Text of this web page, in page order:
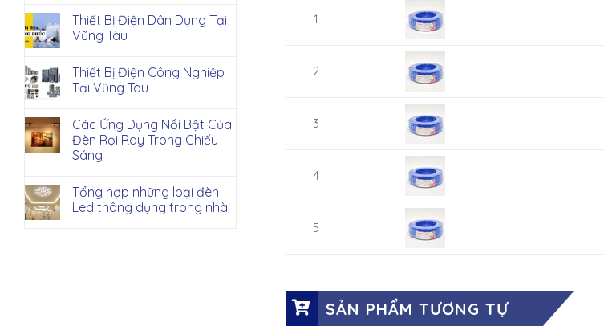
Thiết Bị Điện Dân Dụng Tại
Vũng Tàu
Thiết Bị Điện Công Nghiệp
Tại Vũng Tàu
Các Ứng Dụng Nổi Bật Của
Đèn Rọi Ray Trong Chiếu
Sáng
Tổng hợp những loại đèn
Led thông dụng trong nhà
1
2
3
4
5
SẢN PHẨM TƯƠNG TỰ